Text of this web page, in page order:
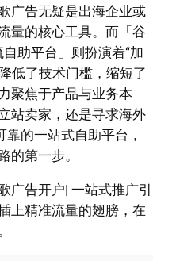
广告无疑是出海企业或
量的核心工具。而「谷
助平台」则扮演着“加
低了技术门槛，缩短了
聚焦于产品与业务本
站卖家，还是寻求海外
的一站式自助平台，
的第一步。
广告开户| 一站式推广引
上精准流量的翅膀，在